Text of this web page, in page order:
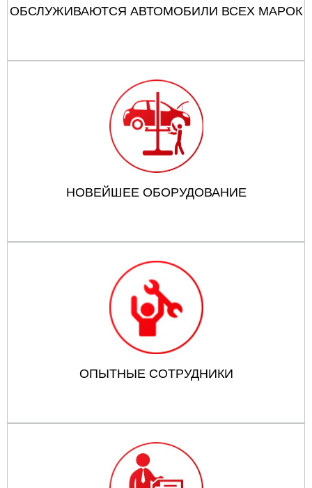
ОБСЛУЖИВАЮТСЯ АВТОМОБИЛИ ВСЕХ МАРОК
НОВЕЙШЕЕ ОБОРУДОВАНИЕ
ОПЫТНЫЕ СОТРУДНИКИ